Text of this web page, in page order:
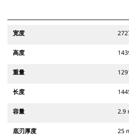
宽度
高度
重量
长度
容量 2.9
底刃厚度 25